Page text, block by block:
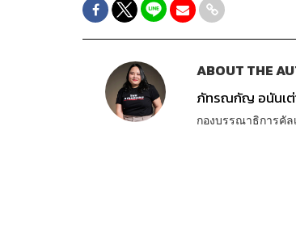
ABOUT THE
ภัทรณกัญ อนันเต่
กองบรรณาธิการคัล